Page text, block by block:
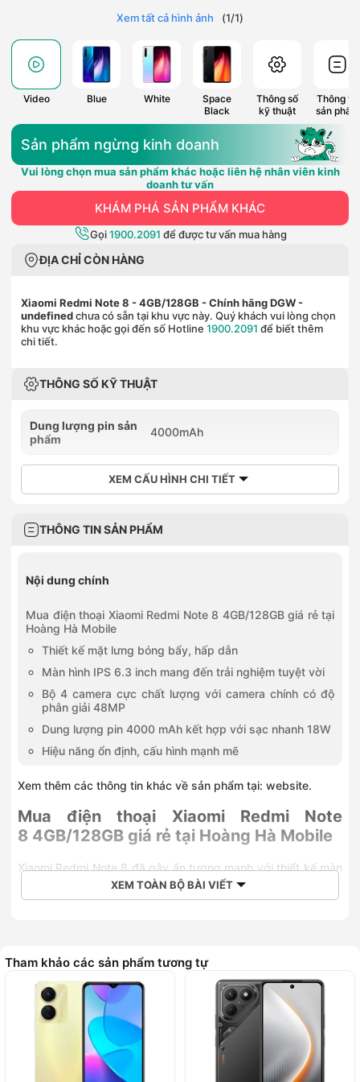
Xem tất cả hình ảnh (1/1)
Video Blue White
Space
Black
Thông số
kỹ thuật
Thông tin
sản phẩm
Sản phẩm ngừng kinh doanh
Vui lòng chọn mua sản phẩm khác hoặc liên hệ nhân viên kinh
doanh tư vấn
KHÁM PHÁ SẢN PHẨM KHÁC
Gọi1900.2091 để được tư vấn mua hàng
ĐỊA CHỈ CÒN HÀNG
Xiaomi Redmi Note 8 - 4GB/128GB - Chính hãng DGW -
undefinedchưa có sẵn tại khu vực này. Quý khách vui lòng chọn
khu vực khác hoặc gọi đến số Hotline 1900.2091 để biết thêm
chi tiết.
THÔNG SỐ KỸ THUẬT
Dung lượng pin sản
phẩm
4000mAh
XEM CẤU HÌNH CHI TIẾT
THÔNG TIN SẢN PHẨM
Nội dung chính
Mua điện thoại Xiaomi Redmi Note 8 4GB/128GB giá rẻ tại
Hoàng Hà Mobile
Thiết kế mặt lưng bóng bẩy, hấp dẫn
Màn hình IPS 6.3 inch mang đến trải nghiệm tuyệt vời
Bộ 4 camera cực chất lượng với camera chính có độ
phân giải 48MP
Dung lượng pin 4000 mAh kết hợp với sạc nhanh 18W
Hiệu năng ổn định, cấu hình mạnh mẽ
Xem thêm các thông tin khác về sản phẩm tại: website.
Mua điện thoại Xiaomi Redmi Note
8 4GB/128GB giá rẻ tại Hoàng Hà Mobile
Xiaomi Redmi Note 8 đã gây ấn tượng mạnh với thiết kế màn
hình “giọt nước” cùng hệ thống 4 camera sắc nét. Đây là
chiếc điện thoại mới nhất của Xiaomi bên cạnh Xiaomi Redmi
Xiaomi Redmi Note 8 chính hãng có thiết kế nguyên khối, đẹp
mắt. Mặt lưng được làm cong 2.5D tạo cảm giác chắc chắn
khi cầm trên tay. Xiaomi đã phủ một lớp kính Corning Gorilla
Glass 5 lên trên bề mặt giúp đảm bảo độ bền. Các góc bo
xung quanh càng làm tăng thêm tính thẩm mỹ cho sản phẩm.
XEM TOÀN BỘ BÀI VIẾT
Tham khảo các sản phẩm tương tự